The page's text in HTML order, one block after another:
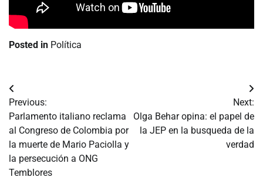
Posted in Política
Navegación
de
entradas
Previous:
Parlamento italiano reclama
al Congreso de Colombia por
la muerte de Mario Paciolla y
la persecución a ONG
Temblores
Next:
Olga Behar opina: el papel de
la JEP en la busqueda de la
verdad